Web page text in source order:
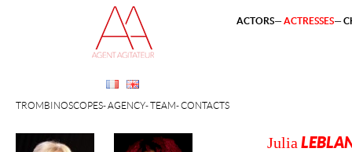
TROMBINOSCOPES AGENCY TEAM CONTACTS
ACTORS ACTRESSES
Julia